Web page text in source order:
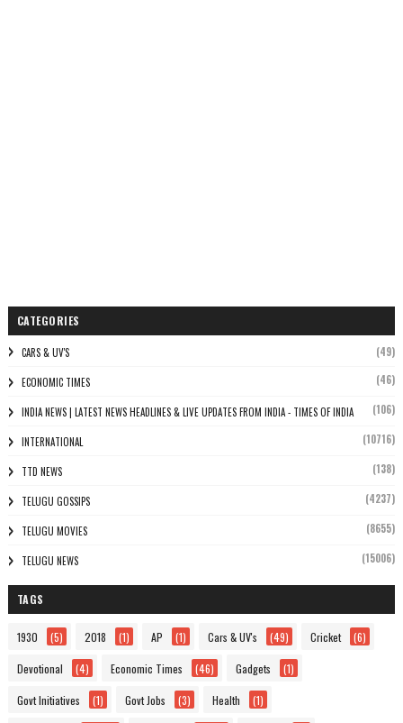
CATEGORIES
CARS & UV'S (49)
ECONOMIC TIMES (46)
INDIA NEWS | LATEST NEWS HEADLINES & LIVE UPDATES FROM INDIA - TIMES OF INDIA (106)
INTERNATIONAL (10716)
TTD NEWS (138)
TELUGU GOSSIPS (4237)
TELUGU MOVIES (8655)
TELUGU NEWS (15006)
TAGS
1930 (5) 2018 (1) AP (1) Cars & UV's (49) Cricket (6)
Devotional (4) Economic Times (46) Gadgets (1)
Govt Initiatives (1) Govt Jobs (3) Health (1)